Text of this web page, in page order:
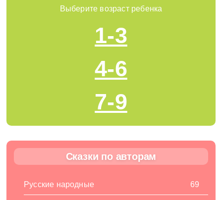
Выберите возраст ребенка
1-3
4-6
7-9
Сказки по авторам
Русские народные 69